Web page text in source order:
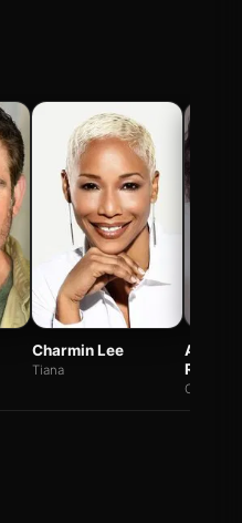
Charmin Lee
Tiana
Ashley
County